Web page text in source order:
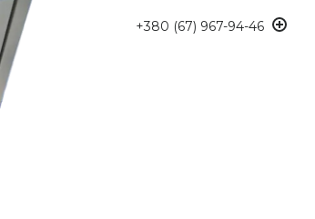
+380 (67) 967-94-46